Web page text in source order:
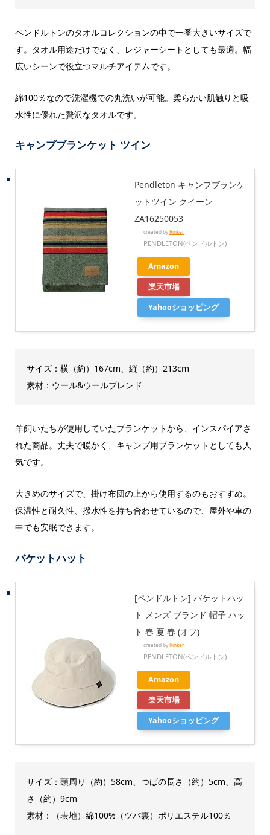
ペンドルトンのタオルコレクションの中で一番大きいサイズで
す。タオル用途だけでなく、レジャーシートとしても最適。幅
広いシーンで役立つマルチアイテムです。
綿100％なので洗濯機での丸洗いが可能。柔らかい肌触りと吸
水性に優れた贅沢なタオルです。
キャンプブランケット ツイン
Pendleton キャンプブランケ
ットツイン クイーン
ZA16250053
created byRinker
PENDLETON(ペンドルトン)
Amazon
楽天市場
Yahooショッピング
サイズ：横（約）167cm、縦（約）213cm
素材：ウール&ウールブレンド
羊飼いたちが使用していたブランケットから、インスパイアさ
れた商品。丈夫で暖かく、キャンプ用ブランケットとしても人
気です。
大きめのサイズで、掛け布団の上から使用するのもおすすめ。
保温性と耐久性、撥水性を持ち合わせているので、屋外や車の
中でも安眠できます。
バケットハット
[ペンドルトン] バケットハッ
ト メンズ ブランド 帽子 ハッ
ト 春 夏 春 (オフ)
created byRinker
PENDLETON(ペンドルトン)
Amazon
楽天市場
Yahooショッピング
サイズ：頭周り（約）58cm、つばの長さ（約）5cm、高
さ（約）9cm
素材：（表地）綿100%（ツバ裏）ポリエステル100％